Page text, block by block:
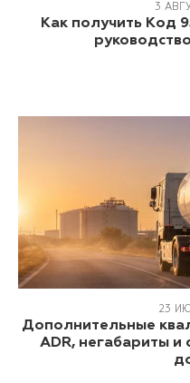
Как получить Код
3
Дополнительные
ADR, негабариты и
23